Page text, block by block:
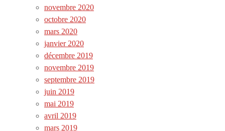
novembre 2020
octobre 2020
mars 2020
janvier 2020
décembre 2019
novembre 2019
septembre 2019
juin 2019
mai 2019
avril 2019
mars 2019